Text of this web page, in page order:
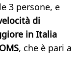
3 persone, e
di
in Italia
, che è pari a